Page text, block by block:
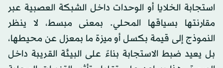
استجابة الخلايا أو الوحدات داخل الشبكة العصبية عبر
مقارنتها بسياقها المحلي. بمعنى مبسط، لا ينظر
النموذج إلى قيمة بكسل أو ميزة ما بمعزل عن محيطها،
بل يعيد ضبط الاستجابة بناءً على البيئة القريبة داخل